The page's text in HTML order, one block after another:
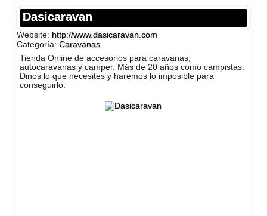
Dasicaravan
Website: http://www.dasicaravan.com
Categoría:Caravanas
Tienda Online de accesorios para caravanas,
autocaravanas y camper. Más de 20 años como campistas.
Dinos lo que necesites y haremos lo imposible para
conseguirlo.